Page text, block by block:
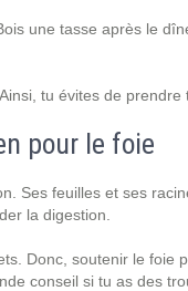
une tasse après le
tu évites de prendre
pour le foie
Ses feuilles et ses
la digestion.
Donc, soutenir le foie
conseil si tu as des